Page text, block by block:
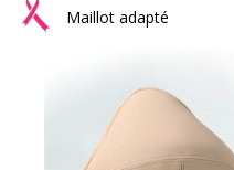
Maillot adapté